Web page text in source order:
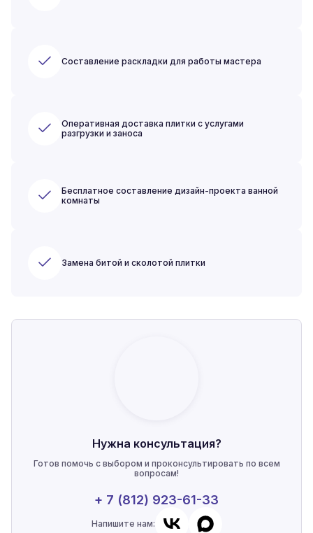
Составление раскладки для работы мастера
Оперативная доставка плитки с услугами
разгрузки и заноса
Бесплатное составление дизайн-проекта ванной
комнаты
Замена битой и сколотой плитки
Нужна консультация?
Готов помочь с выбором и проконсультировать по всем
вопросам!
+ 7 (812) 923-61-33
Напишите нам: